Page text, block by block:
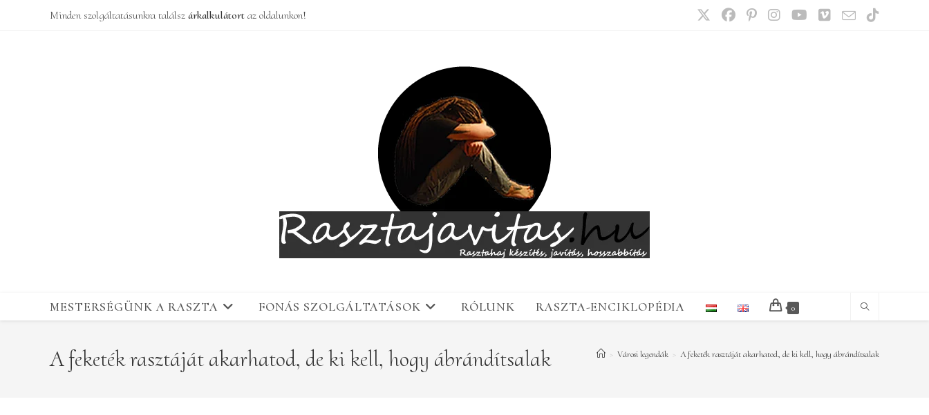
Minden szolgáltatásunkra találsz árkalkulátort az oldalunkon!
MESTERSÉGÜNK A RASZTA FONÁS SZOLGÁLTATÁSOK RÓLUNK RASZTA-ENCIKLOPÉDIA 0
A feketék rasztáját akarhatod, de ki kell, hogy ábrándítsalak > Városi legendák > A feketék rasztáját akarhatod, de ki kell, hogy ábrándítsalak